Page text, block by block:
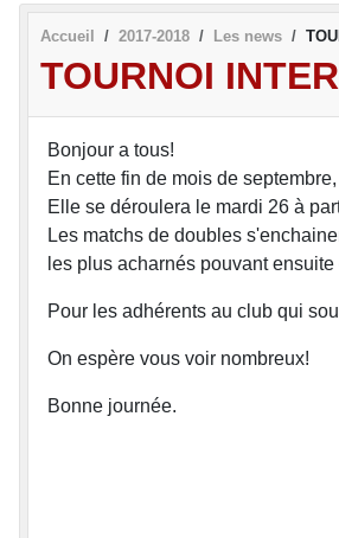
Accueil 2017-2018 Les news
TOURNOI
Bonjour a tous!
En cette fin de mois de
Elle se déroulera le mardi 26 à
Les matchs de doubles
les plus acharnés pouvant
Pour les adhérents au club qui
On espère vous voir nombreux!
Bonne journée.